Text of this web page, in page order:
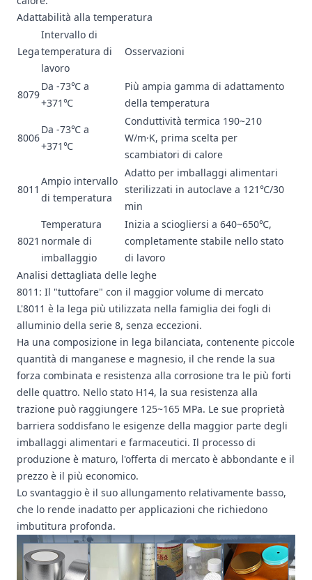
Adattabilità alla temperatura
Lega
Intervallo di
temperatura di
lavoro
Osservazioni
8079
Da -73℃ a
+371℃
Più ampia gamma di adattamento
della temperatura
8006
Da -73℃ a
+371℃
Conduttività termica 190~210
W/m·K, prima scelta per
scambiatori di calore
8011
Ampio intervallo
di temperatura
Adatto per imballaggi alimentari
sterilizzati in autoclave a 121℃/30
min
8021
Temperatura
normale di
imballaggio
Inizia a sciogliersi a 640~650℃,
completamente stabile nello stato
di lavoro
Analisi dettagliata delle leghe
8011: Il "tuttofare" con il maggior volume di mercato
L'8011 è la lega più utilizzata nella famiglia dei fogli di
alluminio della serie 8, senza eccezioni.
Ha una composizione in lega bilanciata, contenente piccole
quantità di manganese e magnesio, il che rende la sua
forza combinata e resistenza alla corrosione tra le più forti
delle quattro. Nello stato H14, la sua resistenza alla
trazione può raggiungere 125~165 MPa. Le sue proprietà
barriera soddisfano le esigenze della maggior parte degli
imballaggi alimentari e farmaceutici. Il processo di
produzione è maturo, l'offerta di mercato è abbondante e il
prezzo è il più economico.
Lo svantaggio è il suo allungamento relativamente basso,
che lo rende inadatto per applicazioni che richiedono
imbutitura profonda.